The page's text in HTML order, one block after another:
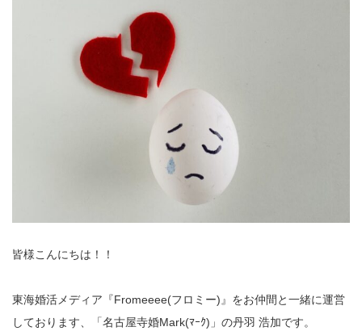
皆様こんにちは！！
東海婚活メディア『Fromeeee(フロミー)』をお仲間と一緒に運営
しております、「名古屋寺婚Mark(ﾏｰｸ)」の丹羽 浩加です。